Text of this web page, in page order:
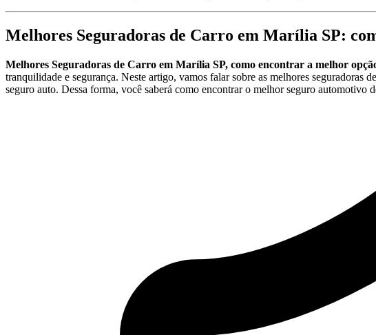
Melhores Seguradoras de Carro em Marília SP:
Melhores Seguradoras de Carro em Marília SP, como encontrar a melhor
tranquilidade e segurança. Neste artigo, vamos falar sobre as melhores seguradoras
seguro auto. Dessa forma, você saberá como encontrar o melhor seguro automotivo